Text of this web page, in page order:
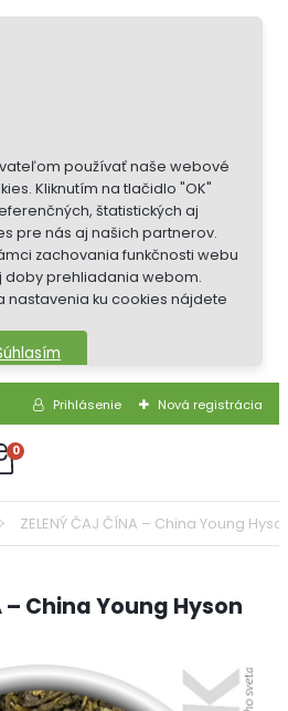
používať naše webové
Kliknutím na tlačidlo "OK"
štatistických aj
pre nás aj našich partnerov.
zachovania funkčnosti webu
prehliadania webom.
nastavenia ku cookies nájdete
Prihlásenie Nová registrácia
0
ZELENÝ ČAJ ČÍNA – China Young
– China Young Hyson